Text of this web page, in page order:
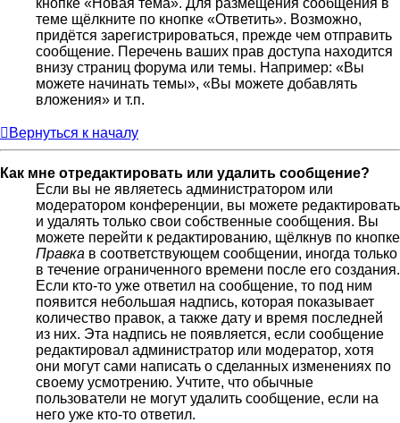
теме щёлкните по кнопке «Ответить». Возможно,
придётся зарегистрироваться, прежде чем отправить
сообщение. Перечень ваших прав доступа находится
внизу страниц форума или темы. Например: «Вы
можете начинать темы», «Вы можете добавлять
вложения» и т.п.
Вернуться к началу
Как мне отредактировать или удалить сообщение?
Если вы не являетесь администратором или
модератором конференции, вы можете редактировать
и удалять только свои собственные сообщения. Вы
можете перейти к редактированию, щёлкнув по кнопке
Правка в соответствующем сообщении, иногда только
в течение ограниченного времени после его создания.
Если кто-то уже ответил на сообщение, то под ним
появится небольшая надпись, которая показывает
количество правок, а также дату и время последней
из них. Эта надпись не появляется, если сообщение
редактировал администратор или модератор, хотя
они могут сами написать о сделанных изменениях по
своему усмотрению. Учтите, что обычные
пользователи не могут удалить сообщение, если на
него уже кто-то ответил.